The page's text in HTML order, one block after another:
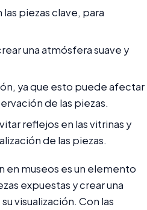
las piezas clave, para
una atmósfera suave y
ya que esto puede afectar
de las piezas.
reflejos en las vitrinas y
de las piezas.
en museos es un elemento
expuestas y crear una
visualización. Con las